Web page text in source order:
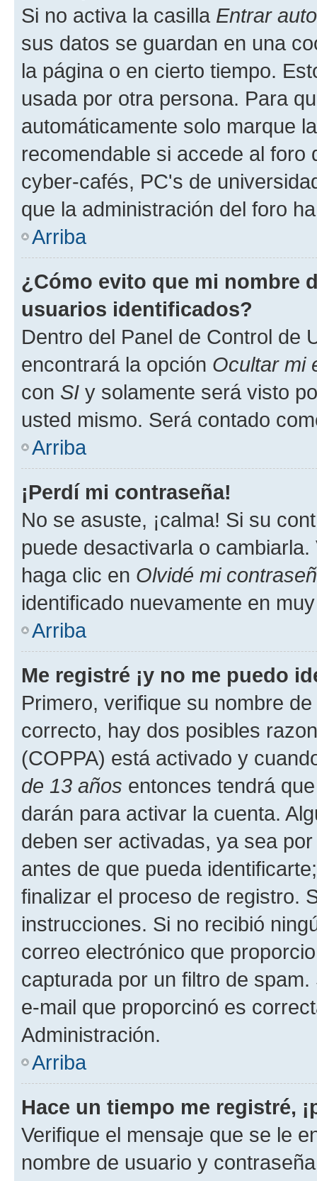
Si no activa la casilla Entrar
sus datos se guardan en una
la página o en cierto tiempo.
usada por otra persona. Para
automáticamente solo marque
recomendable si accede al foro
cyber-cafés, PC's de
que la administración del foro
Arriba
¿Cómo evito que mi nombre
usuarios identificados?
Dentro del Panel de Control de
encontrará la opción Ocultar mi
con SI y solamente será visto
usted mismo. Será contado
Arriba
¡Perdí mi contraseña!
No se asuste, ¡calma! Si su
puede desactivarla o
haga clic en Olvidé mi
identificado nuevamente en
Arriba
Me registré ¡y no me puedo
Primero, verifique su nombre
correcto, hay dos posibles
(COPPA) está activado y
de 13 años entonces tendrá
darán para activar la cuenta.
deben ser activadas, ya sea
antes de que pueda
finalizar el proceso de registro.
instrucciones. Si no recibió
correo electrónico que
capturada por un filtro de
e-mail que proporcinó es
Administración.
Arriba
Hace un tiempo me registré,
Verifique el mensaje que se le
nombre de usuario y